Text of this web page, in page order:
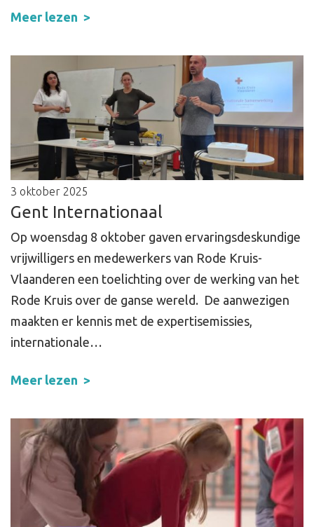
Meer lezen
3 oktober 2025
Gent Internationaal
Op woensdag 8 oktober gaven ervaringsdeskundige
vrijwilligers en medewerkers van Rode Kruis-
Vlaanderen een toelichting over de werking van het
Rode Kruis over de ganse wereld. De aanwezigen
maakten er kennis met de expertisemissies,
internationale…
Meer lezen